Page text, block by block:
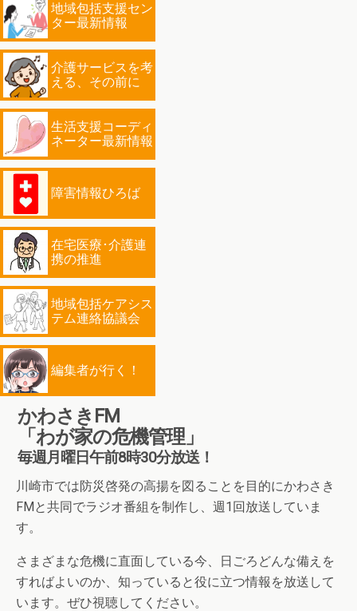
地域包括支援セン
ター最新情報
介護サービスを考
える、その前に
生活支援コーディ
ネーター最新情報
障害情報ひろば
在宅医療･介護連
携の推進
地域包括ケアシス
テム連絡協議会
編集者が行く！
かわさきFM
「わが家の危機管理」
毎週月曜日午前8時30分放送！
川崎市では防災啓発の高揚を図ることを目的にかわさき
FMと共同でラジオ番組を制作し、週1回放送していま
す。
さまざまな危機に直面している今、日ごろどんな備えを
すればよいのか、知っていると役に立つ情報を放送して
います。ぜひ視聴してください。